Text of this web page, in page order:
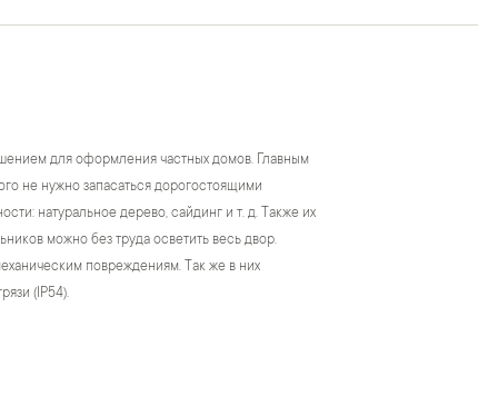
для оформления частных домов. Главным
не нужно запасаться дорогостоящими
натуральное дерево, сайдинг и т. д. Также их
можно без труда осветить весь двор.
повреждениям. Так же в них
(IP54).